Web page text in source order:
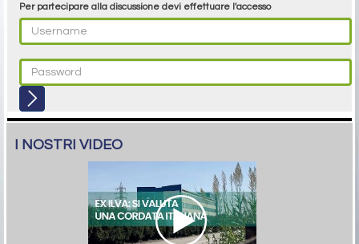
Per partecipare alla discussione devi effettuare l'accesso
I NOSTRI VIDEO